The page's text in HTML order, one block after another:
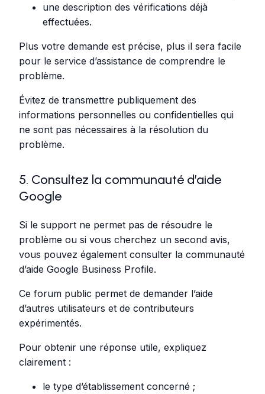
une description des vérifications déjà
effectuées.
Plus votre demande est précise, plus il sera facile
pour le service d’assistance de comprendre le
problème.
Évitez de transmettre publiquement des
informations personnelles ou confidentielles qui
ne sont pas nécessaires à la résolution du
problème.
5. Consultez la communauté d’aide
Google
Si le support ne permet pas de résoudre le
problème ou si vous cherchez un second avis,
vous pouvez également consulter la communauté
d’aide Google Business Profile.
Ce forum public permet de demander l’aide
d’autres utilisateurs et de contributeurs
expérimentés.
Pour obtenir une réponse utile, expliquez
clairement :
le type d’établissement concerné ;